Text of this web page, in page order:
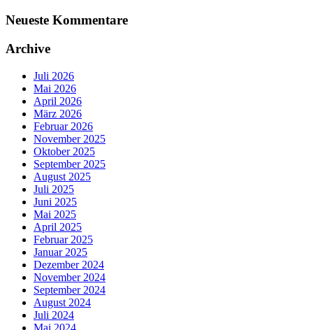
Neueste Kommentare
Archive
Juli 2026
Mai 2026
April 2026
März 2026
Februar 2026
November 2025
Oktober 2025
September 2025
August 2025
Juli 2025
Juni 2025
Mai 2025
April 2025
Februar 2025
Januar 2025
Dezember 2024
November 2024
September 2024
August 2024
Juli 2024
Mai 2024